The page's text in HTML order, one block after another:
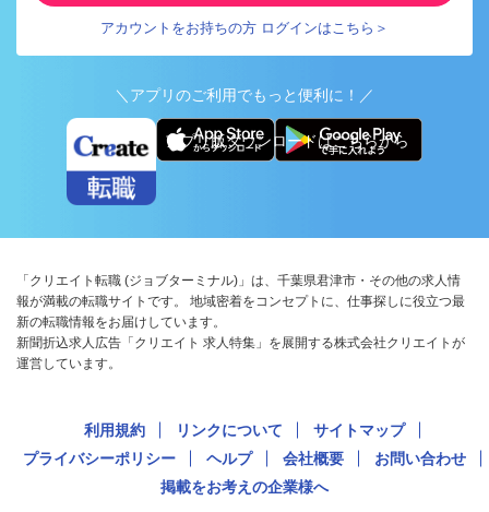
アカウントをお持ちの方 ログインはこちら＞
＼アプリのご利用でもっと便利に！／
アプリ版ダウンロードはこちらから
「クリエイト転職 (ジョブターミナル)」は、千葉県君津市・その他の求人情
報が満載の転職サイトです。 地域密着をコンセプトに、仕事探しに役立つ最
新の転職情報をお届けしています。
新聞折込求人広告「クリエイト 求人特集」を展開する株式会社クリエイトが
運営しています。
利用規約 リンクについて
サイトマップ
プライバシーポリシー
ヘルプ 会社概要
お問い合わせ
掲載をお考えの企業様へ